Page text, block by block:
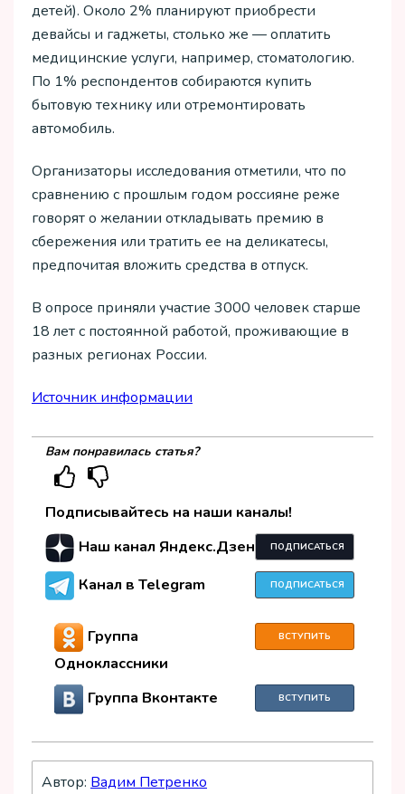
детей). Около 2% планируют приобрести
девайсы и гаджеты, столько же — оплатить
медицинские услуги, например, стоматологию.
По 1% респондентов собираются купить
бытовую технику или отремонтировать
автомобиль.
Организаторы исследования отметили, что по
сравнению с прошлым годом россияне реже
говорят о желании откладывать премию в
сбережения или тратить ее на деликатесы,
предпочитая вложить средства в отпуск.
В опросе приняли участие 3000 человек старше
18 лет с постоянной работой, проживающие в
разных регионах России.
Источник информации
Вам понравилась статья?
Подписывайтесь на наши каналы!
Наш канал Яндекс.Дзен
ПОДПИСАТЬСЯ
Канал в Telegram ПОДПИСАТЬСЯ
Группа
Одноклассники
ВСТУПИТЬ
Группа Вконтакте ВСТУПИТЬ
Автор: Вадим Петренко